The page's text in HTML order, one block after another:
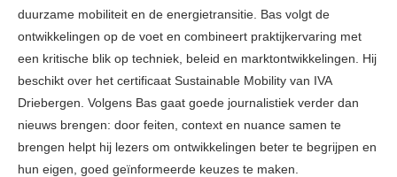
duurzame mobiliteit en de energietransitie. Bas volgt de
ontwikkelingen op de voet en combineert praktijkervaring met
een kritische blik op techniek, beleid en marktontwikkelingen. Hij
beschikt over het certificaat Sustainable Mobility van IVA
Driebergen. Volgens Bas gaat goede journalistiek verder dan
nieuws brengen: door feiten, context en nuance samen te
brengen helpt hij lezers om ontwikkelingen beter te begrijpen en
hun eigen, goed geïnformeerde keuzes te maken.